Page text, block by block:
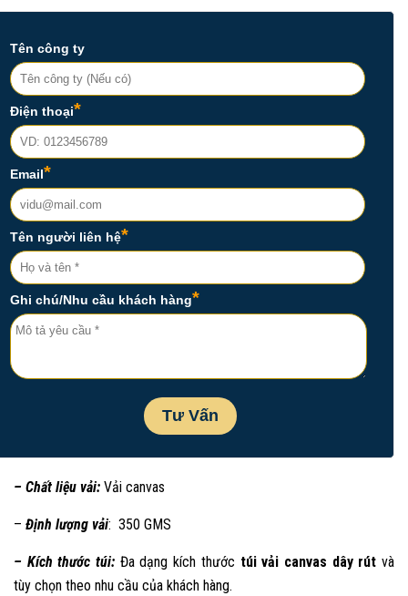
– Chất liệu vải: Vải canvas
– Định lượng vải: 350 GMS
– Kích thước túi: Đa dạng kích thước túi vải canvas dây rút và
tùy chọn theo nhu cầu của khách hàng.